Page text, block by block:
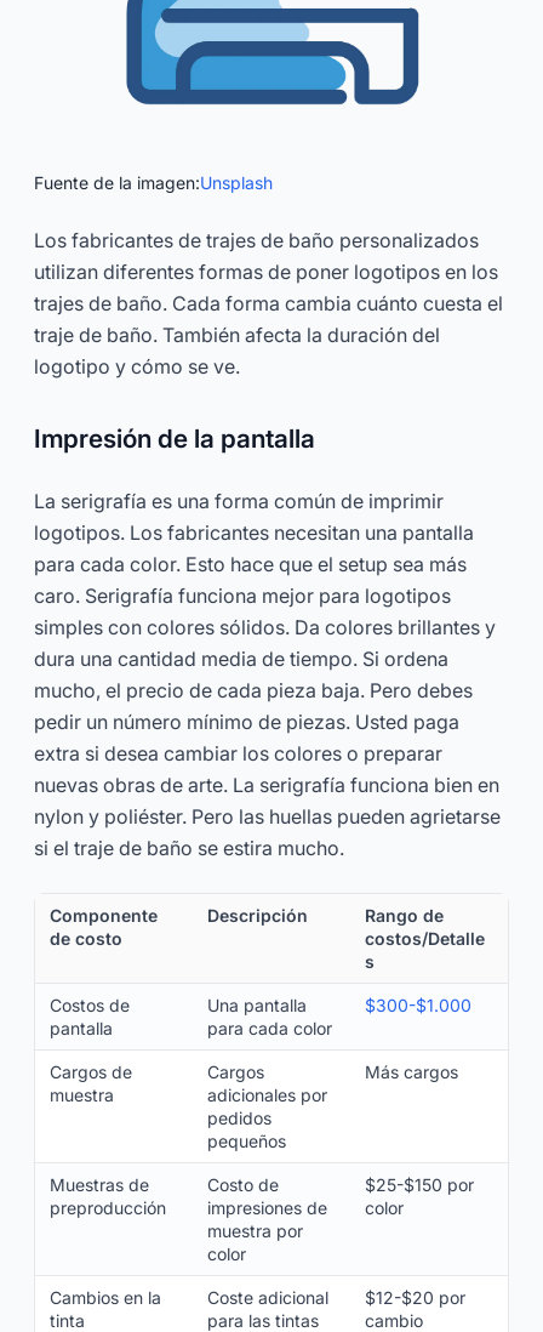
Fuente de la imagen:Unsplash
Los fabricantes de trajes de baño personalizados
utilizan diferentes formas de poner logotipos en los
trajes de baño. Cada forma cambia cuánto cuesta el
traje de baño. También afecta la duración del
logotipo y cómo se ve.
Impresión de la pantalla
La serigrafía es una forma común de imprimir
logotipos. Los fabricantes necesitan una pantalla
para cada color. Esto hace que el setup sea más
caro. Serigrafía funciona mejor para logotipos
simples con colores sólidos. Da colores brillantes y
dura una cantidad media de tiempo. Si ordena
mucho, el precio de cada pieza baja. Pero debes
pedir un número mínimo de piezas. Usted paga
extra si desea cambiar los colores o preparar
nuevas obras de arte. La serigrafía funciona bien en
nylon y poliéster. Pero las huellas pueden agrietarse
si el traje de baño se estira mucho.
Componente
de costo
Descripción
Rango de
costos/Detalle
s
Costos de
pantalla
Una pantalla
para cada color
$300-$1.000
Cargos de
muestra
Cargos
adicionales por
pedidos
pequeños
Más cargos
Muestras de
preproducción
Costo de
impresiones de
muestra por
color
$25-$150 por
color
Cambios en la
tinta
Coste adicional
para las tintas
$12-$20 por
cambio